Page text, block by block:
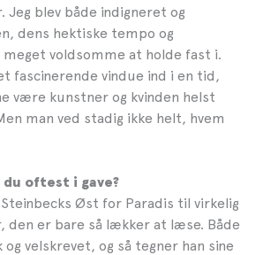
Jeg blev både indigneret og
dens hektiske tempo og
voldsomme at holde fast i.
fascinerende vindue ind i en tid,
være kunstner og kvinden helst
man ved stadig ikke helt, hvem
du oftest i gave?
Øst for Paradis til virkelig
den er bare så lækker at læse. Både
velskrevet, og så tegner han sine